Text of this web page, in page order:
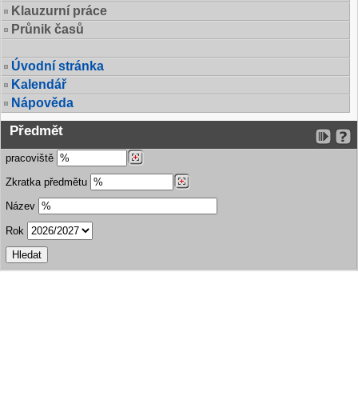
Klauzurní práce
Průnik časů
Úvodní stránka
Kalendář
Nápověda
Předmět
pracoviště
Zkratka předmětu
Název
Rok